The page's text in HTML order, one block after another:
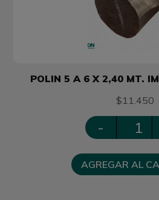
POLIN 5 A 6 X 2,40 MT.
$11.450
-
AGREGAR AL